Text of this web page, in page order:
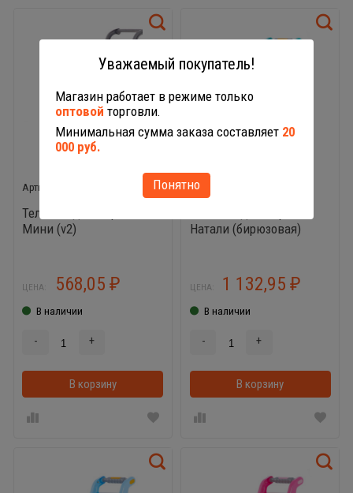
Тележка для маркета
Мини (v2)
ЦЕНА: 568,05 ₽
В наличии
- +
В корзину В корзинке
Натали (бирюзовая)
ЦЕНА: 1 132,95₽
В наличии
- +
В корзину
Уважаемый покупатель!
Магазин работает в режиме только
оптовой торговли.
Минимальная сумма заказа составляет 20
000 руб.
Понятно